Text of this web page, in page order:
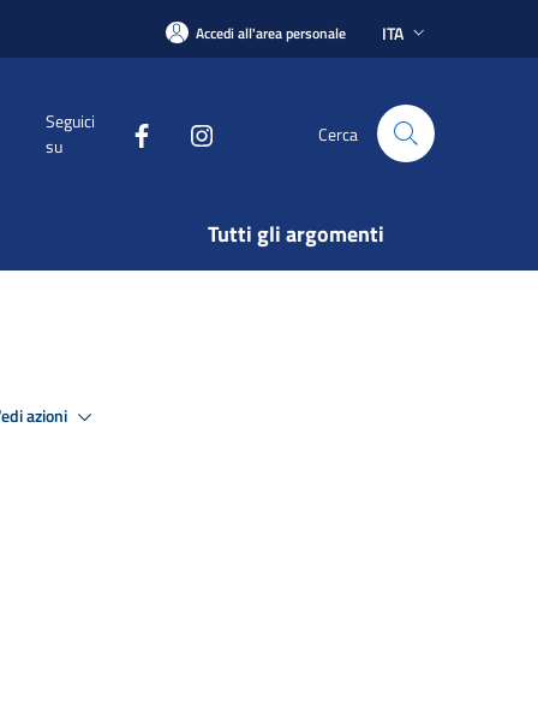
Accedi all'area personale ITA
Seguici
su
Cerca
Tutti gli argomenti
azioni